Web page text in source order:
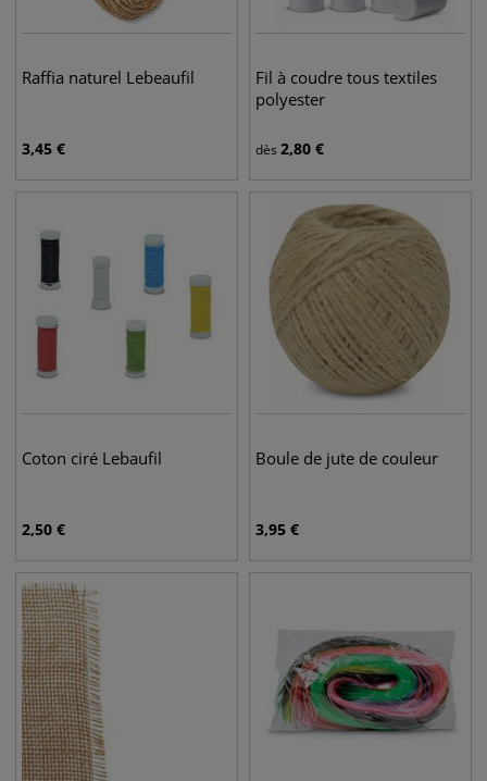
Raffia naturel Lebeaufil
3,45 €
Fil à coudre tous textiles
polyester
dès 2,80 €
Coton ciré Lebaufil
2,50 €
Boule de jute de couleur
3,95 €